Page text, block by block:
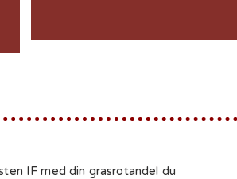
IF med din grasrotandel du